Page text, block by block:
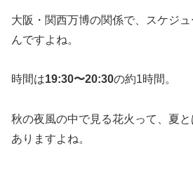
大阪・関西万博の関係で、スケジ
んですよね。
時間は19:30〜20:30の約1時間。
秋の夜風の中で見る花火って、夏
ありますよね。